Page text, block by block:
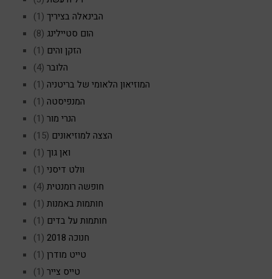
הבינאלה בציריך (1)
הום סטיילינג (8)
הזקן והים (1)
הלובר (4)
המוזיאון הלאומי של בריטניה (1)
המנפיסטה (1)
הנרי מור (1)
הצצה למוזיאונים (15)
ואן גוך (1)
וולט דיסני (1)
חופשה רומנטית (4)
חותמות באמנות (1)
חותמות על בדים (1)
חנוכה 2018
(1)
טייט מודרן (1)
טייס צייר (1)